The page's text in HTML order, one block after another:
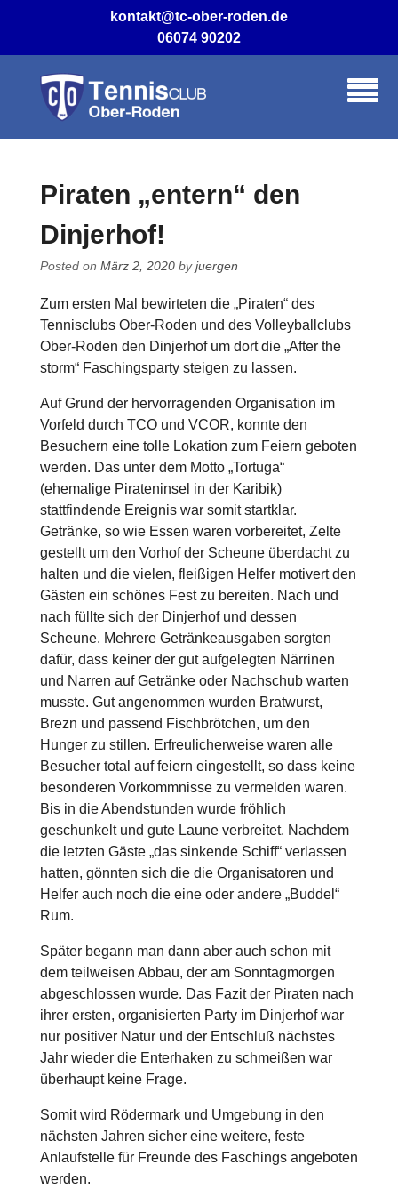
content
kontakt@tc-ober-roden.de
06074 90202
Piraten „entern“ den
Dinjerhof!
Posted on März 2, 2020byjuergen
Zum ersten Mal bewirteten die „Piraten“ des
Tennisclubs Ober-Roden und des Volleyballclubs
Ober-Roden den Dinjerhof um dort die „After the
storm“ Faschingsparty steigen zu lassen.
Auf Grund der hervorragenden Organisation im
Vorfeld durch TCO und VCOR, konnte den
Besuchern eine tolle Lokation zum Feiern geboten
werden. Das unter dem Motto „Tortuga“
(ehemalige Pirateninsel in der Karibik)
stattfindende Ereignis war somit startklar.
Getränke, so wie Essen waren vorbereitet, Zelte
gestellt um den Vorhof der Scheune überdacht zu
halten und die vielen, fleißigen Helfer motivert den
Gästen ein schönes Fest zu bereiten. Nach und
nach füllte sich der Dinjerhof und dessen
Scheune. Mehrere Getränkeausgaben sorgten
dafür, dass keiner der gut aufgelegten Närrinen
und Narren auf Getränke oder Nachschub warten
musste. Gut angenommen wurden Bratwurst,
Brezn und passend Fischbrötchen, um den
Hunger zu stillen. Erfreulicherweise waren alle
Besucher total auf feiern eingestellt, so dass keine
besonderen Vorkommnisse zu vermelden waren.
Bis in die Abendstunden wurde fröhlich
geschunkelt und gute Laune verbreitet. Nachdem
die letzten Gäste „das sinkende Schiff“ verlassen
hatten, gönnten sich die die Organisatoren und
Helfer auch noch die eine oder andere „Buddel“
Rum.
Später begann man dann aber auch schon mit
dem teilweisen Abbau, der am Sonntagmorgen
abgeschlossen wurde. Das Fazit der Piraten nach
ihrer ersten, organisierten Party im Dinjerhof war
nur positiver Natur und der Entschluß nächstes
Jahr wieder die Enterhaken zu schmeißen war
überhaupt keine Frage.
Somit wird Rödermark und Umgebung in den
nächsten Jahren sicher eine weitere, feste
Anlaufstelle für Freunde des Faschings angeboten
werden.